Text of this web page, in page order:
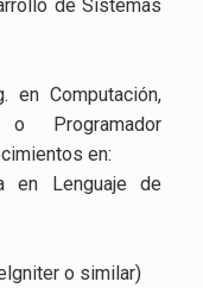
de Sistemas
en Computación,
Programador
en:
en Lenguaje de
o similar)